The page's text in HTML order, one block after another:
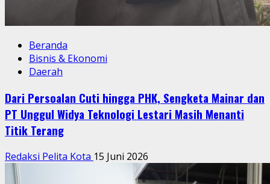
Beranda
Bisnis & Ekonomi
Daerah
Dari Persoalan Cuti hingga PHK, Sengketa Mainar dan
PT Unggul Widya Teknologi Lestari Masih Menanti
Titik Terang
Redaksi Pelita Kota 15 Juni 2026